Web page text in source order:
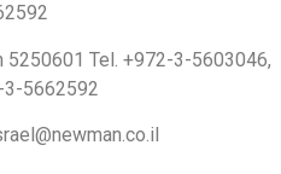
5250601 Tel. +972-3-5603046,
5662592